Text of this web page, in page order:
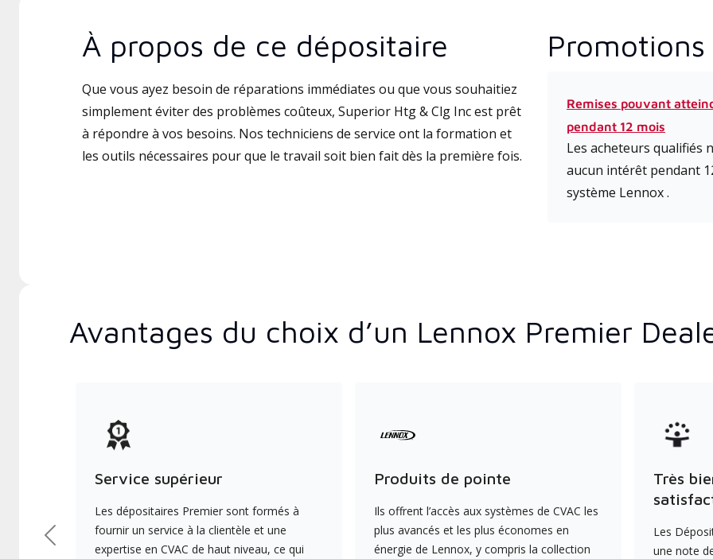
À propos de ce dépositaire
Que vous ayez besoin de réparations immédiates ou que vous souhaitiez
simplement éviter des problèmes coûteux, Superior Htg & Clg Inc est prêt
à répondre à vos besoins. Nos techniciens de service ont la formation et
les outils nécessaires pour que le travail soit bien fait dès la première fois.
Remises pouvant
pendant 12 mois
Les acheteurs qualifiés
aucun intérêt pendant
système Lennox .
Avantages du choix d’un Lennox Premier
Service supérieur
Les dépositaires Premier sont formés à
fournir un service à la clientèle et une
expertise en CVAC de haut niveau, ce qui
Produits de pointe
Ils offrent l’accès aux systèmes de CVAC les
plus avancés et les plus économes en
énergie de Lennox, y compris la collection
Très
Les
une note
Précédent